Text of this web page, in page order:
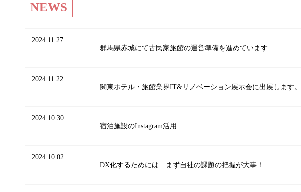
NEWS
2024.11.27
群馬県赤城にて古民家旅館の運営準備を進めています
2024.11.22
関東ホテル・旅館業界IT&リノベーション展示会に出展します。
2024.10.30
宿泊施設のInstagram活用
2024.10.02
DX化するためには…まず自社の課題の把握が大事！